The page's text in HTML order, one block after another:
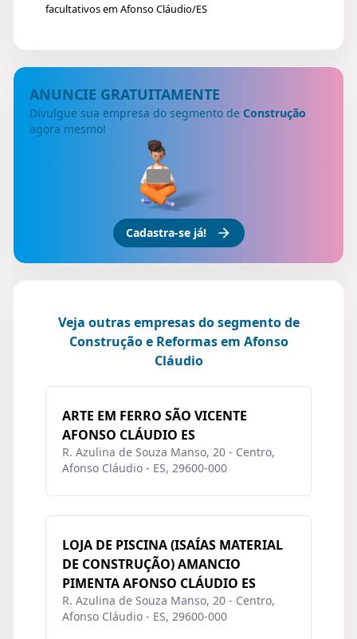
facultativos em Afonso Cláudio/ES
ANUNCIE GRATUITAMENTE
Divulgue sua empresa do segmento de Construção
agora mesmo!
Cadastra-se já!
Veja outras empresas do segmento de
Construção e Reformas em Afonso
Cláudio
ARTE EM FERRO SÃO VICENTE
AFONSO CLÁUDIO ES
R. Azulina de Souza Manso, 20 - Centro,
Afonso Cláudio - ES, 29600-000
LOJA DE PISCINA (ISAÍAS MATERIAL
DE CONSTRUÇÃO) AMANCIO
PIMENTA AFONSO CLÁUDIO ES
R. Azulina de Souza Manso, 20 - Centro,
Afonso Cláudio - ES, 29600-000